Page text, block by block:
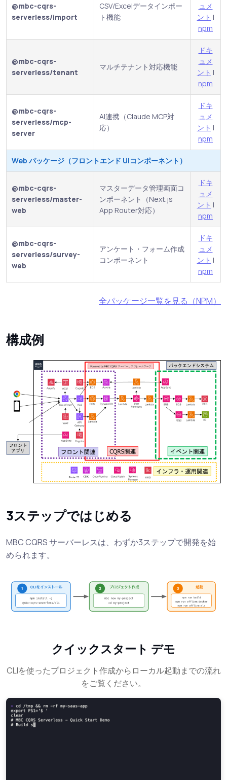
@mbc-cqrs-
serverless/import
CSV/Excelデータインポー
ト機能
ュメ
ント |
npm
@mbc-cqrs-
serverless/tenant
マルチテナント対応機能
ドキ
ュメ
ント |
npm
@mbc-cqrs-
serverless/mcp-
server
AI連携（Claude MCP対
応）
ドキ
ュメ
ント |
npm
Web パッケージ（フロントエンド UIコンポーネント）
@mbc-cqrs-
serverless/master-
web
マスターデータ管理画面コ
ンポーネント（Next.js
App Router対応）
ドキ
ュメ
ント |
npm
@mbc-cqrs-
serverless/survey-
web
アンケート・フォーム作成
コンポーネント
ドキ
ュメ
ント |
npm
全パッケージ一覧を見る（NPM）
構成例
3ステップではじめる
MBC CQRS サーバーレスは、わずか3ステップで開発を始
められます。
クイックスタート デモ
CLIを使ったプロジェクト作成からローカル起動までの流れ
をご覧ください。